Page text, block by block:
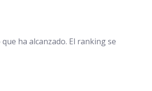
ha alcanzado. El ranking se